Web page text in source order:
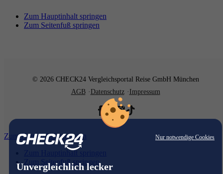
Nur notwendige Cookies
Unvergleichlich lecker
Zum Hauptinhalt springen
Zum Seitenfuß springen
© 2026 CHECK24 Vergleichsportal Reise GmbH München
AGB
Datenschutz Impressum
Zum Hauptinhalt springen
Zum Hauptinhalt springen
Zum Seitenfuß springen